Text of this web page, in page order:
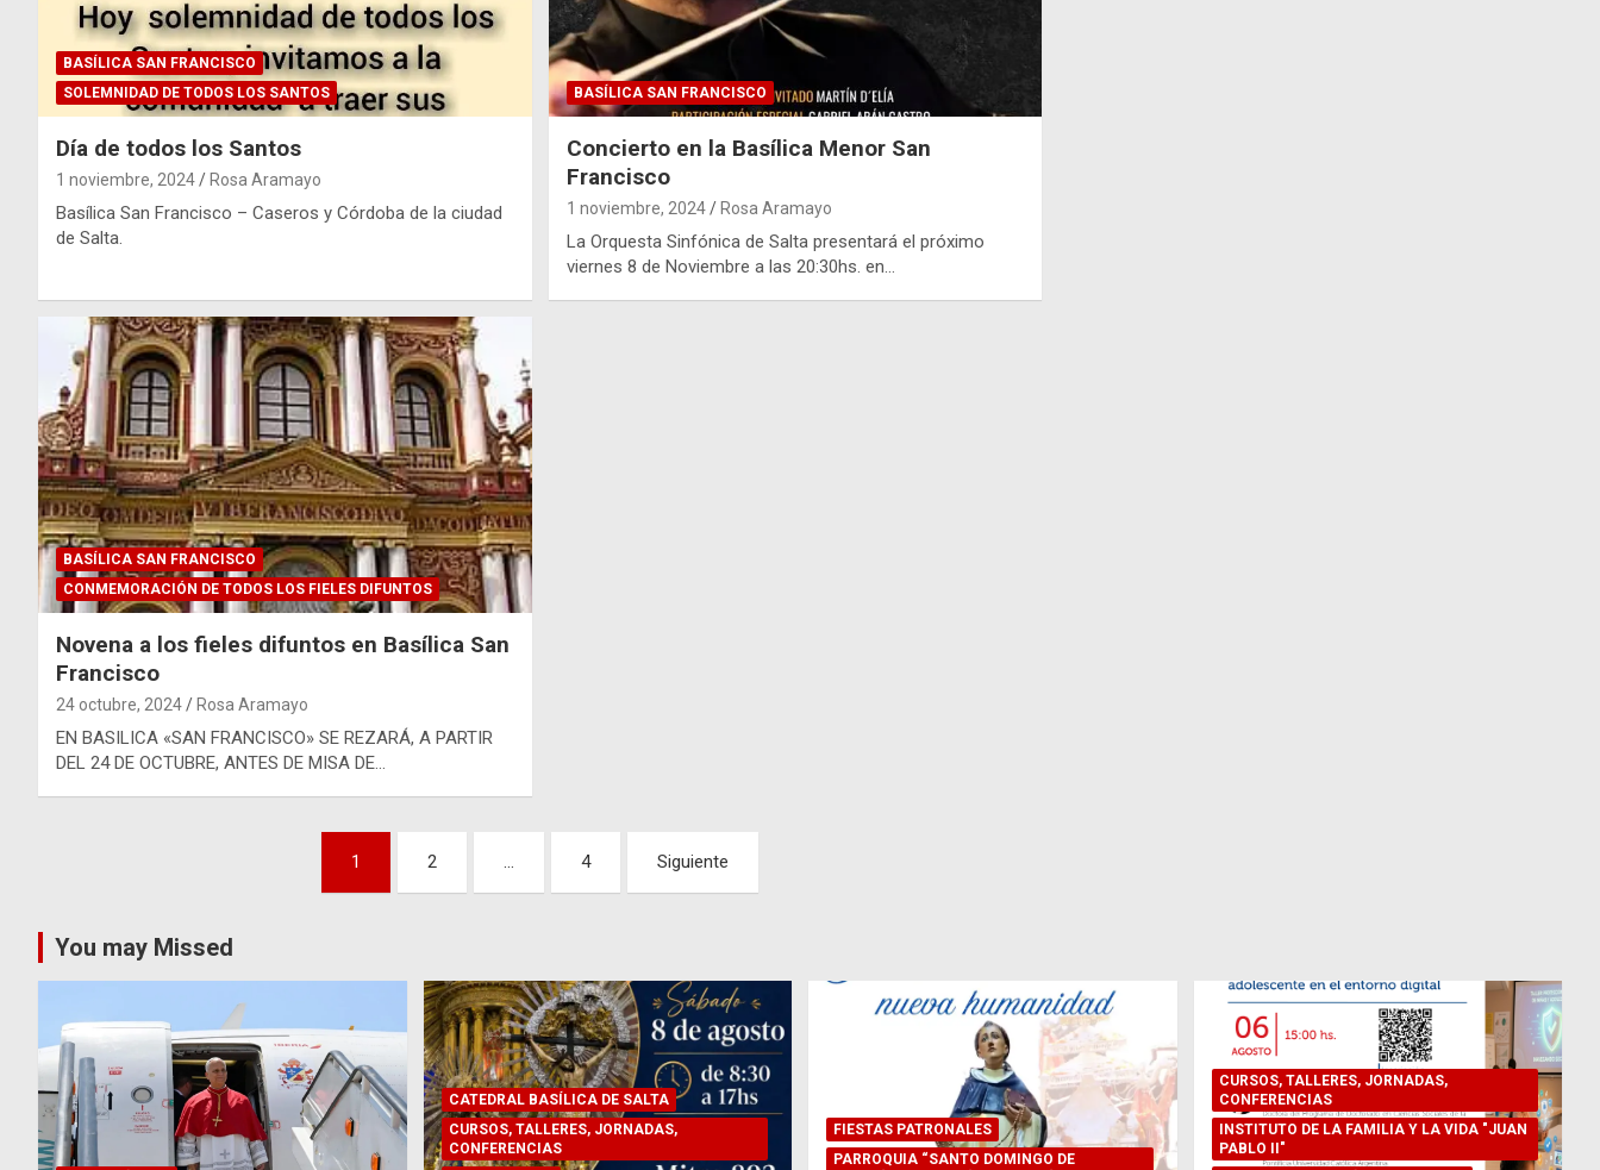
BASÍLICA SAN FRANCISCO
SOLEMNIDAD DE TODOS LOS SANTOS
Día de todos los Santos
1 noviembre, 2024 Rosa Aramayo
Basílica San Francisco – Caseros y Córdoba de la ciudad
de Salta.
BASÍLICA SAN FRANCISCO
Concierto en la Basílica Menor San
Francisco
1 noviembre, 2024 Rosa Aramayo
La Orquesta Sinfónica de Salta presentará el próximo
viernes 8 de Noviembre a las 20:30hs. en…
BASÍLICA SAN FRANCISCO
CONMEMORACIÓN DE TODOS LOS FIELES DIFUNTOS
Novena a los fieles difuntos en Basílica San
Francisco
24 octubre, 2024 Rosa Aramayo
EN BASILICA «SAN FRANCISCO» SE REZARÁ, A PARTIR
DEL 24 DE OCTUBRE, ANTES DE MISA DE…
entradas
1 2 … 4 Siguiente
You may Missed
CATEDRAL BASÍLICA DE SALTA
CURSOS, TALLERES, JORNADAS,
CONFERENCIAS
FIESTAS PATRONALES
PARROQUIA “SANTO DOMINGO DE
CURSOS, TALLERES, JORNADAS,
CONFERENCIAS
INSTITUTO DE LA FAMILIA Y LA VIDA "JUAN
PABLO II"